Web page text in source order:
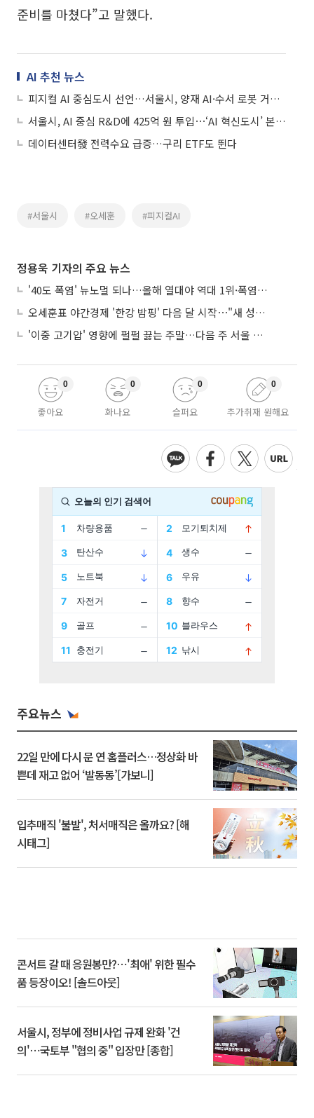
준비를 마쳤다”고 말했다.
AI 추천 뉴스
피지컬 AI 중심도시 선언…서울시, 양재 AI·수서 로봇 거점 연결 본격화
서울시, AI 중심 R&D에 425억 원 투입⋯‘AI 혁신도시’ 본격화
데이터센터發 전력수요 급증…구리 ETF도 뛴다
#서울시 #오세훈 #피지컬AI
정용욱 기자의 주요 뉴스
'40도 폭염' 뉴노멀 되나…올해 열대야 역대 1위·폭염일수 평년 3배 넘어
오세훈표 야간경제 '한강 밤핑' 다음 달 시작⋯"새 성장동력 만들 것"
'이중 고기압' 영향에 펄펄 끓는 주말…다음 주 서울 포함 서쪽이 더 덥다
좋아요
0
화나요
0
슬퍼요
0
추가취재 원해요
0
주요뉴스
22일 만에 다시 문 연 홈플러스…정상화 바
쁜데 재고 없어 ‘발동동’[가보니]
입추매직 '불발', 처서매직은 올까요? [해
시태그]
콘서트 갈 때 응원봉만?⋯'최애' 위한 필수
품 등장이오! [솔드아웃]
서울시, 정부에 정비사업 규제 완화 '건
의'⋯국토부 "협의 중" 입장만 [종합]